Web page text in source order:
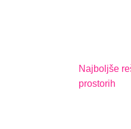
Najboljše
prostorih